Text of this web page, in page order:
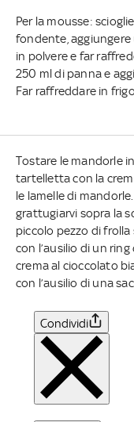
Per la mousse:
fondente,
in polvere e far
250 ml di panna e
Far raffreddare in
Tostare le mandorle
tartelletta con la
le lamelle di
grattugiarvi sopra la
piccolo pezzo di
con l’ausilio di un
crema al cioccolato
con l’ausilio di una
Condividi